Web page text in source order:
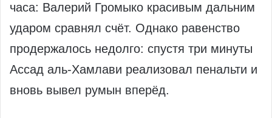
часа: Валерий Громыко красивым дальним
ударом сравнял счёт. Однако равенство
продержалось недолго: спустя три минуты
Ассад аль‑Хамлави реализовал пенальти и
вновь вывел румын вперёд.